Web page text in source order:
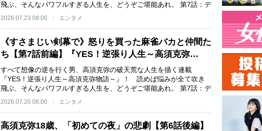
飛ぶ、そんなパワフルすぎる人生を、どうぞご堪能あれ。 第7話：デ
2026.07.23 08:00 エンタメ
《すさまじい剣幕で》怒りを買った麻雀バカと仲間た
ち【第7話前編】『YES！逆張り人生～高須克弥…
すべて想像の逆を行く男、高須克弥の破天荒な人生を描く連載
『YES！逆張り人生～高須克弥物語～』！ 読めば悩みが全て吹き
飛ぶ、そんなパワフルすぎる人生を、どうぞご堪能あれ。 第7話：デ
2026.07.20 08:00 エンタメ
高須克弥18歳、「初めての夜」の悲劇【第6話後編】